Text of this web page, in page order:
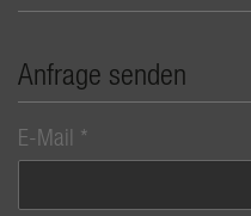
Anfrage senden
E-Mail